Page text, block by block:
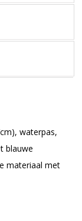
waterpas,
blauwe
materiaal met